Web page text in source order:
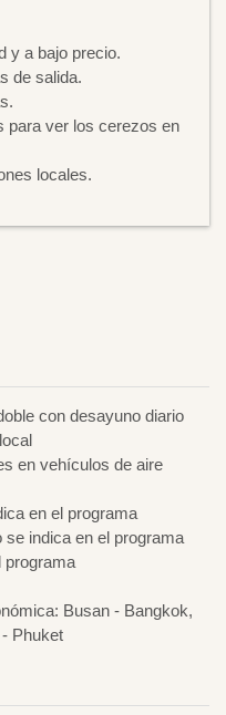
y a bajo precio.
de salida.
para ver los cerezos en
locales.
con desayuno diario
en vehículos de aire
en el programa
indica en el programa
programa
Busan - Bangkok,
Phuket